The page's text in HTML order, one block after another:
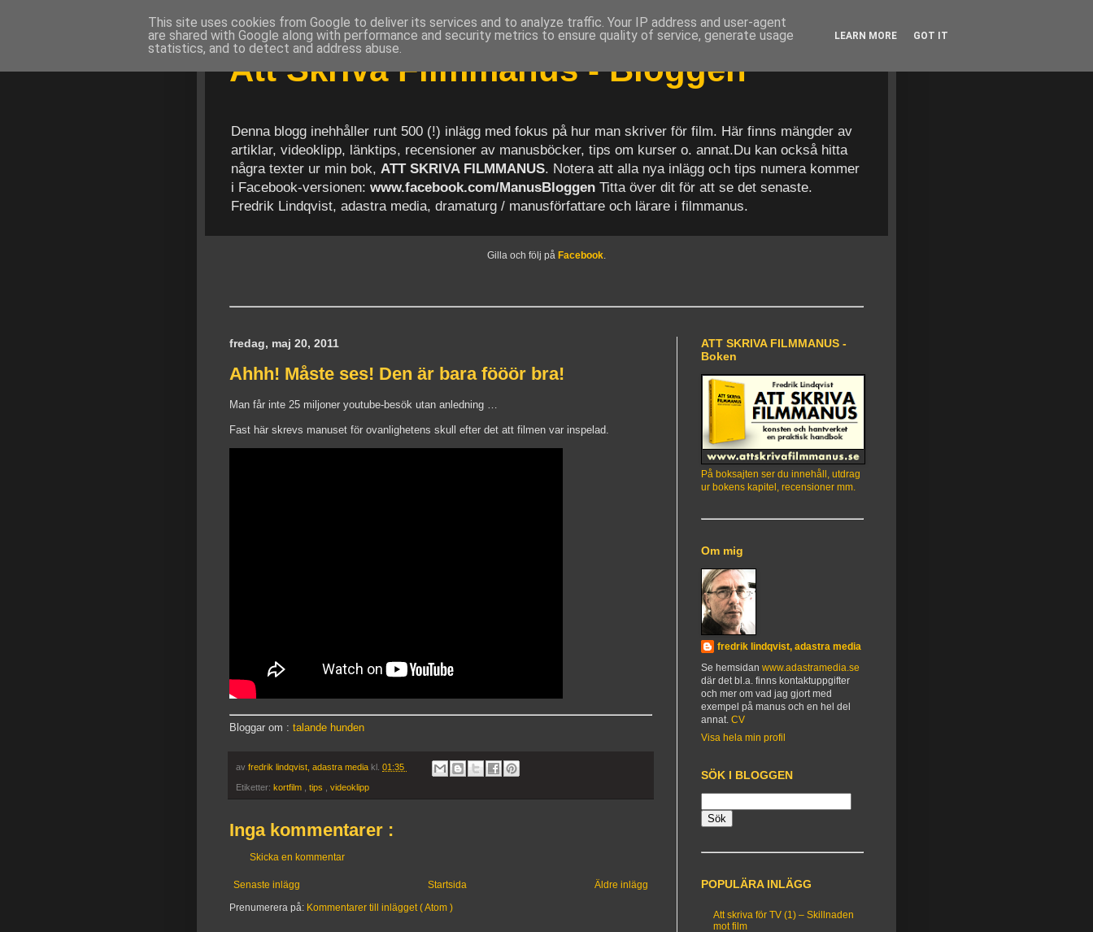
Att Skriva Filmmanus - Bloggen
Denna blogg inehhåller runt 500 (!) inlägg med fokus på hur man skriver för film. Här finns mängder av
artiklar, videoklipp, länktips, recensioner av manusböcker, tips om kurser o. annat.Du kan också hitta
några texter ur min bok, ATT SKRIVA FILMMANUS. Notera att alla nya inlägg och tips numera kommer
i Facebook-versionen: www.facebook.com/ManusBloggen Titta över dit för att se det senaste.
Fredrik Lindqvist, adastra media, dramaturg / manusförfattare och lärare i filmmanus.
Gilla och följ på Facebook.
fredag, maj 20, 2011
Ahhh! Måste ses! Den är bara fööör bra!
Man får inte 25 miljoner youtube-besök utan anledning …
Fast här skrevs manuset för ovanlighetens skull efter det att filmen var inspelad.
Bloggar om : talande hunden
av fredrik lindqvist, adastra media kl. 01:35
Etiketter: kortfilm tips videoklipp
Inga kommentarer :
Skicka en kommentar
Senaste inlägg Äldre inlägg
Startsida
Prenumerera på: Kommentarer till inlägget ( Atom )
ATT SKRIVA FILMMANUS -
Boken
På boksajten ser du innehåll, utdrag
ur bokens kapitel, recensioner mm.
Om mig
fredrik lindqvist, adastra media
Se hemsidan www.adastramedia.se
där det bl.a. finns kontaktuppgifter
och mer om vad jag gjort med
exempel på manus och en hel del
annat. CV
Visa hela min profil
SÖK I BLOGGEN
POPULÄRA INLÄGG
Att skriva för TV (1) – Skillnaden
mot film
This site uses cookies from Google to deliver its services and to analyze traffic. Your IP address and user-agent
are shared with Google along with performance and security metrics to ensure quality of service, generate usage
statistics, and to detect and address abuse.
LEARN MORE GOT IT